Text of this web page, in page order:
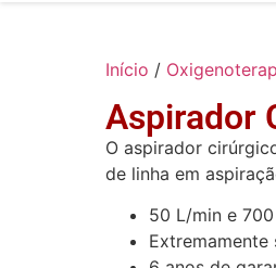
Início /
Aspirador
O aspirador
de linha em
50 L/min e
Extremamente